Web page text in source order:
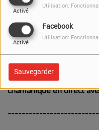
Activé
Utilisation:
Facebook
Activé
Utilisation:
Sauvegarder
26 JUIN 2026
Écouter le podcast
Samir et l'Union des 3S
chamanique en direct